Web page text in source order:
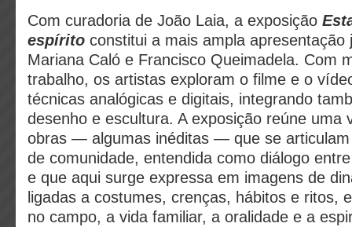
Com curadoria de João Laia, a exposição
espírito constitui a mais ampla apresentação
Mariana Caló e Francisco Queimadela. Com
trabalho, os artistas exploram o filme e o
técnicas analógicas e digitais, integrando
desenho e escultura. A exposição reúne uma
obras — algumas inéditas — que se articulam
de comunidade, entendida como diálogo
e que aqui surge expressa em imagens de
ligadas a costumes, crenças, hábitos e ritos,
no campo, a vida familiar, a oralidade e a